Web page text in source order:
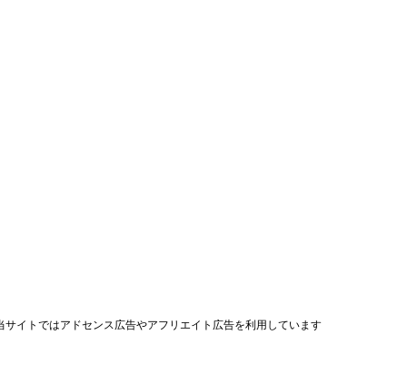
サイトではアドセンス広告やアフリエイト広告を利用しています